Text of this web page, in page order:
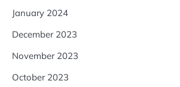
January 2024
December 2023
November 2023
October 2023